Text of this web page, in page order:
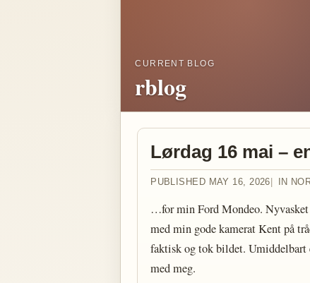
CURRENT BLOG
rblog
Lørdag 16 mai –
PUBLISHED MAY 16, 2026 IN
…for min Ford Mondeo.
med min gode kamerat Kent på
faktisk og tok bildet. Umiddelbart
med meg.